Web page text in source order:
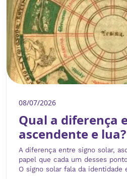
08/07/2026
Qual a diferença
ascendente e lua?
A diferença entre signo solar,
papel que cada um desses
O signo solar fala da identidade